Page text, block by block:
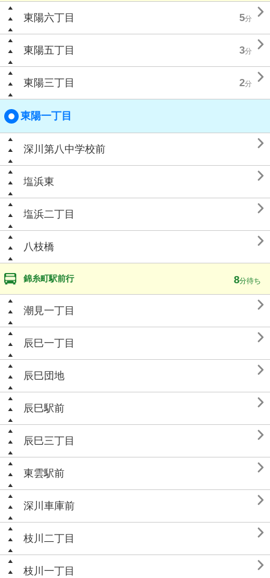
東陽六丁目 5分 
東陽五丁目 3分 
東陽三丁目 2分 
東陽一丁目
深川第八中学校前 
塩浜東 
塩浜二丁目 
八枝橋 
錦糸町駅前行 8分待ち
潮見一丁目 
辰巳一丁目 
辰巳団地 
辰巳駅前 
辰巳三丁目 
東雲駅前 
深川車庫前 
枝川二丁目 
枝川一丁目 